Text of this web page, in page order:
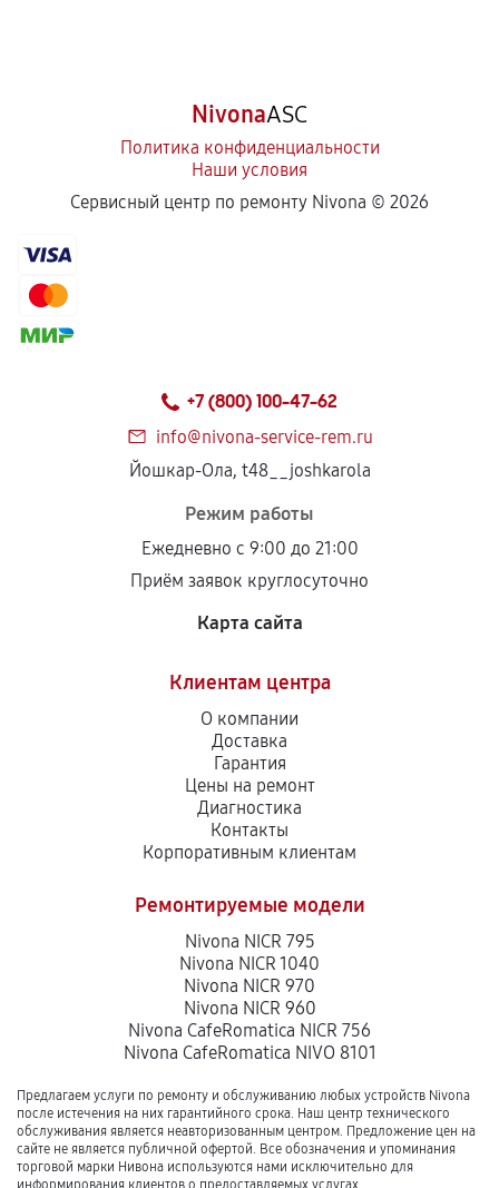
NivonaASC
Политика конфиденциальности
Наши условия
Сервисный центр по ремонту Nivona © 2026
+7 (800) 100-47-62
info@nivona-service-rem.ru
Йошкар-Ола, t48__joshkarola
Режим работы
Ежедневно с 9:00 до 21:00
Приём заявок круглосуточно
Карта сайта
Клиентам центра
О компании
Доставка
Гарантия
Цены на ремонт
Диагностика
Контакты
Корпоративным клиентам
Ремонтируемые модели
Nivona NICR 795
Nivona NICR 1040
Nivona NICR 970
Nivona NICR 960
Nivona CafeRomatica NICR 756
Nivona CafeRomatica NIVO 8101
Предлагаем услуги по ремонту и обслуживанию любых устройств Nivona
после истечения на них гарантийного срока. Наш центр технического
обслуживания является неавторизованным центром. Предложение цен на
сайте не является публичной офертой. Все обозначения и упоминания
торговой марки Нивона используются нами исключительно для
информирования клиентов о предоставляемых услугах.